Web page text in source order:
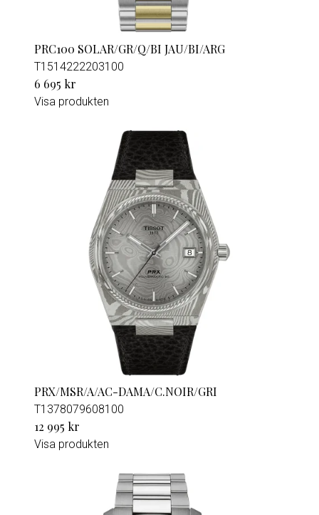
PRC100 SOLAR/GR/Q/BI JAU/BI/ARG
T1514222203100
6 695 kr
Visa produkten
PRX/MSR/A/AC-DAMA/C.NOIR/GRI
T1378079608100
12 995 kr
Visa produkten